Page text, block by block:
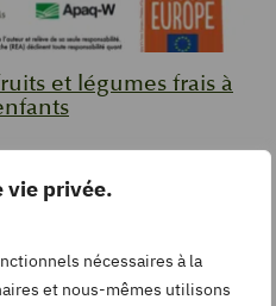
vie privée.
nécessaires à la
et nous-mêmes utilisons
et légumes frais à
bébés